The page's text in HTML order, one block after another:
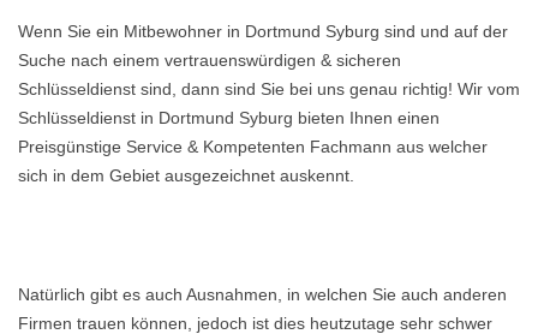
Wenn Sie ein Mitbewohner in Dortmund Syburg sind und auf der
Suche nach einem vertrauenswürdigen & sicheren
Schlüsseldienst sind, dann sind Sie bei uns genau richtig! Wir vom
Schlüsseldienst in Dortmund Syburg bieten Ihnen einen
Preisgünstige Service & Kompetenten Fachmann aus welcher
sich in dem Gebiet ausgezeichnet auskennt.
Natürlich gibt es auch Ausnahmen, in welchen Sie auch anderen
Firmen trauen können, jedoch ist dies heutzutage sehr schwer